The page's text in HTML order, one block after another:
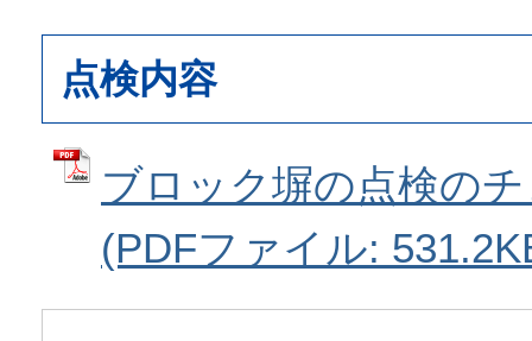
点検内容
ブロック塀の点検の
(PDFファイル: